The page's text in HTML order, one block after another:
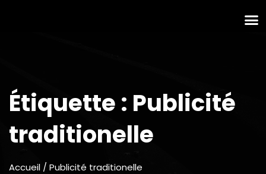
Étiquette : Publicité
traditionelle
Accueil / Publicité traditionelle